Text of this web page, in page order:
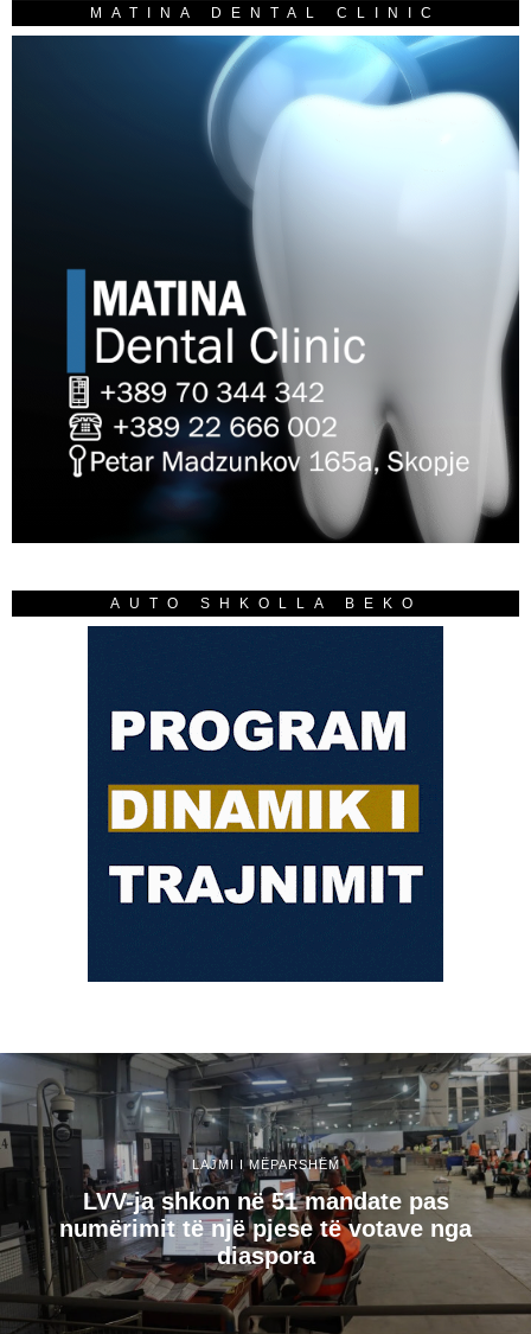
MATINA DENTAL CLINIC
AUTO SHKOLLA BEKO
LAJMI I MËPARSHËM
LVV-ja shkon në 51 mandate pas
numërimit të një pjese të votave nga
diaspora